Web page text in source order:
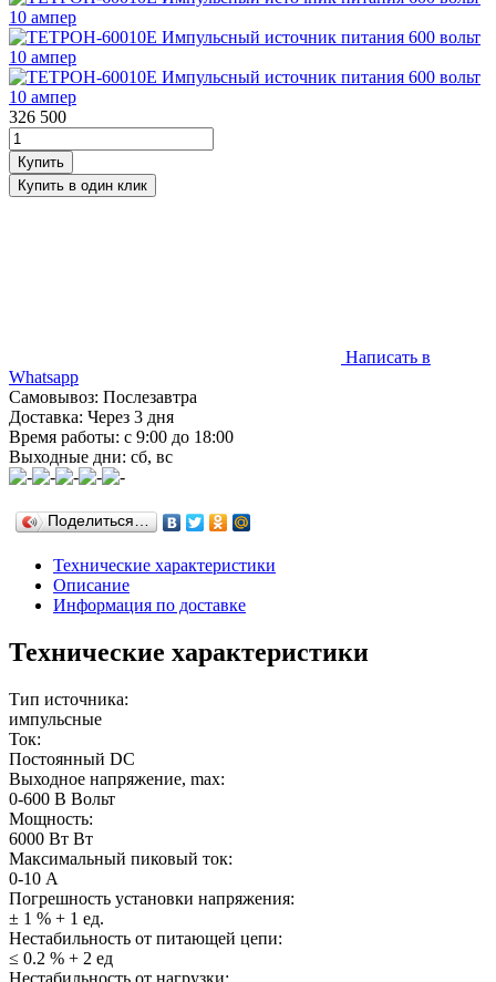
326 500
Написать в
Whatsapp
Самовывоз: Послезавтра
Доставка: Через 3 дня
Время работы: с 9:00 до 18:00
Выходные дни: сб, вс
Поделиться…
Технические характеристики
Описание
Информация по доставке
Технические характеристики
Тип источника:
импульсные
Ток:
Постоянный DC
Выходное напряжение, max:
0-600 В Вольт
Мощность:
6000 Вт Вт
Максимальный пиковый ток:
0-10 А
Погрешность установки напряжения:
± 1 % + 1 ед.
Нестабильность от питающей цепи:
≤ 0.2 % + 2 ед
Нестабильность от нагрузки: